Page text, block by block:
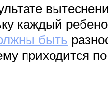
каждый
быть
приходится по